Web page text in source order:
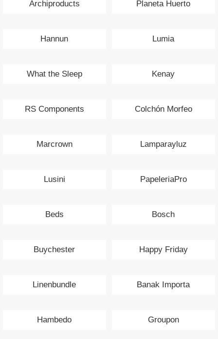
Archiproducts Planeta Huerto
Hannun Lumia
What the Sleep Kenay
RS Components Colchón Morfeo
Marcrown Lamparayluz
Lusini PapeleriaPro
Beds Bosch
Buychester Happy Friday
Linenbundle Banak Importa
Hambedo Groupon